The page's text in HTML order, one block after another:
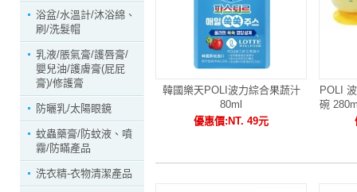
浴盆/水溫計/沐浴綿、
刷/洗髮帽
乳液/脹氣膏/護唇膏/
嬰兒油/護膚膏(屁屁
膏)/修護膏
防曬乳/太陽眼鏡
蚊蟲藥膏/防蚊液、噴
霧/防瞞產品
洗衣精-衣物清潔產品
韓國樂天POLI波力綜合果蔬汁
80ml
優惠價:NT. 49元
POLI
碗